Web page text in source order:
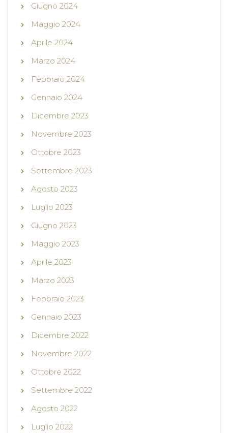
Giugno 2024
Maggio 2024
Aprile 2024
Marzo 2024
Febbraio 2024
Gennaio 2024
Dicembre 2023
Novembre 2023
Ottobre 2023
Settembre 2023
Agosto 2023
Luglio 2023
Giugno 2023
Maggio 2023
Aprile 2023
Marzo 2023
Febbraio 2023
Gennaio 2023
Dicembre 2022
Novembre 2022
Ottobre 2022
Settembre 2022
Agosto 2022
Luglio 2022